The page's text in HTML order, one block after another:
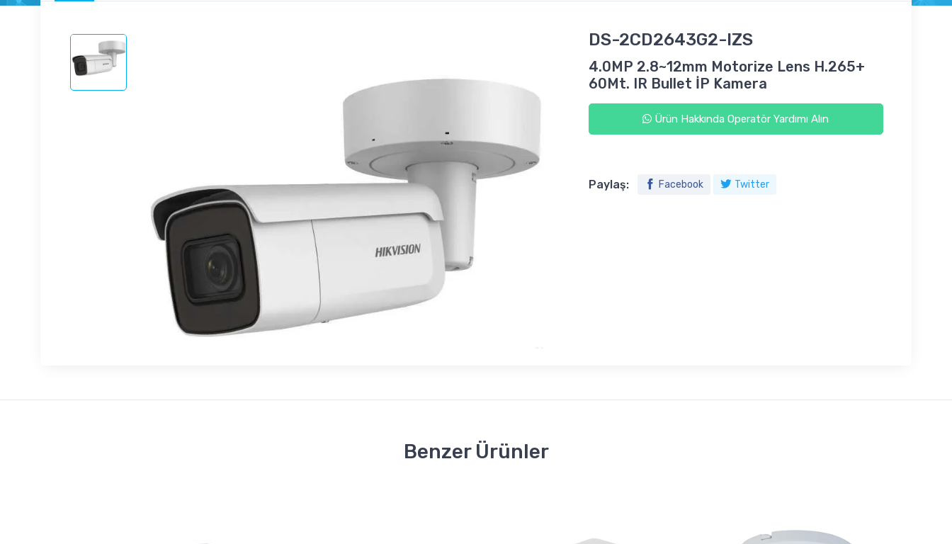
DS-2CD2643G2-IZS
4.0MP 2.8~12mm Motorize Lens H.265+
60Mt. IR Bullet İP Kamera
Ürün Hakkında Operatör Yardımı Alın
Paylaş: Facebook Twitter
Benzer Ürünler